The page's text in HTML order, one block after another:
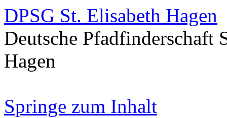
DPSG St. Elisabeth Hagen
Deutsche Pfadfinderschaft
Hagen
Springe zum Inhalt